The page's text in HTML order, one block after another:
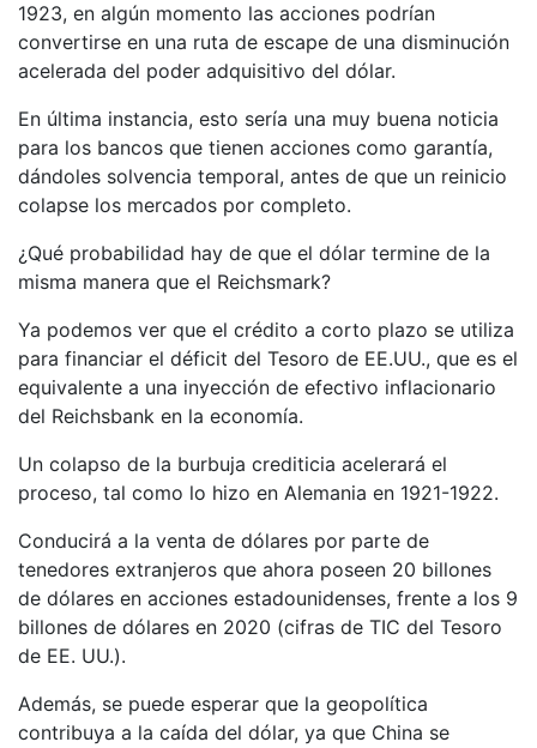
1923, en algún momento las acciones podrían
convertirse en una ruta de escape de una disminución
acelerada del poder adquisitivo del dólar.
En última instancia, esto sería una muy buena noticia
para los bancos que tienen acciones como garantía,
dándoles solvencia temporal, antes de que un reinicio
colapse los mercados por completo.
¿Qué probabilidad hay de que el dólar termine de la
misma manera que el Reichsmark?
Ya podemos ver que el crédito a corto plazo se utiliza
para financiar el déficit del Tesoro de EE.UU., que es el
equivalente a una inyección de efectivo inflacionario
del Reichsbank en la economía.
Un colapso de la burbuja crediticia acelerará el
proceso, tal como lo hizo en Alemania en 1921-1922.
Conducirá a la venta de dólares por parte de
tenedores extranjeros que ahora poseen 20 billones
de dólares en acciones estadounidenses, frente a los 9
billones de dólares en 2020 (cifras de TIC del Tesoro
de EE. UU.).
Además, se puede esperar que la geopolítica
contribuya a la caída del dólar, ya que China se